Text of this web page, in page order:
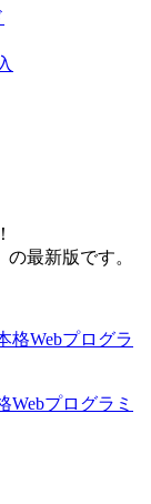
最新版です。
Webプログラミ